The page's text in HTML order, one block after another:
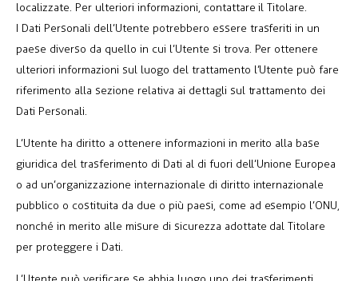
localizzate. Per ulteriori informazioni, contattare il Titolare.
I Dati Personali dell’Utente potrebbero essere trasferiti in un
paese diverso da quello in cui l’Utente si trova. Per ottenere
ulteriori informazioni sul luogo del trattamento l’Utente può fare
riferimento alla sezione relativa ai dettagli sul trattamento dei
Dati Personali.
L’Utente ha diritto a ottenere informazioni in merito alla base
giuridica del trasferimento di Dati al di fuori dell’Unione Europea
o ad un’organizzazione internazionale di diritto internazionale
pubblico o costituita da due o più paesi, come ad esempio l’ONU,
nonché in merito alle misure di sicurezza adottate dal Titolare
per proteggere i Dati.